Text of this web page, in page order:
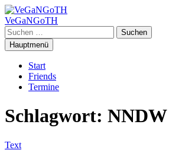
Zum
Inhalt
springen
VeGaNGoTH
Suchen
nach:
Hauptmenü
Start
Friends
Termine
Schlagwort: NNDW
Text